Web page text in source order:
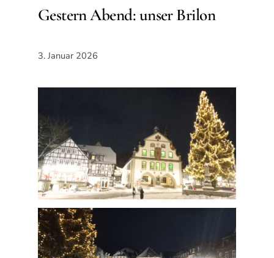
Gestern Abend: unser Brilon
3. Januar 2026